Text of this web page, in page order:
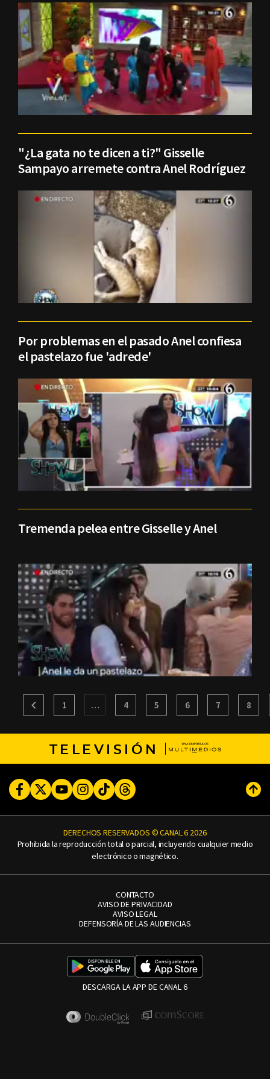
"¿La gata no te dicen a ti?" Gisselle
Sampayo arremete contra Anel Rodríguez
Por problemas en el pasado Anel confiesa
el pastelazo fue 'adrede'
Tremenda pelea entre Gisselle y Anel
1 … 4 5 6 7 8
TELEVISIÓN
FacebookTwitterYoutubeInstagram
TikTokThreads
DERECHOS RESERVADOS © CANAL 6 2026
Prohibida la reproducción total o parcial, incluyendo cualquier medio
electrónico o magnético.
CONTACTO
AVISO DE PRIVACIDAD
AVISO LEGAL
DEFENSORÍA DE LAS AUDIENCIAS
DESCARGA LA APP DE CANAL 6